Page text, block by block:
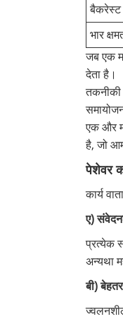
बैकरेस्ट
भार
जब एक
देता है।
तकनीकी
एक और
है, जो
पेशेवर
कार्य
ए)
प्रत्येक
अन्यथा
बी) बेहतर